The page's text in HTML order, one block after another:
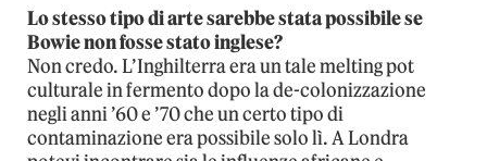
Lo stesso tipo di arte sarebbe stata possibile se
Bowie non fosse stato inglese?
Non credo. L’Inghilterra era un tale melting pot
culturale in fermento dopo la de-colonizzazione
negli anni ’60 e ’70 che un certo tipo di
contaminazione era possibile solo lì. A Londra